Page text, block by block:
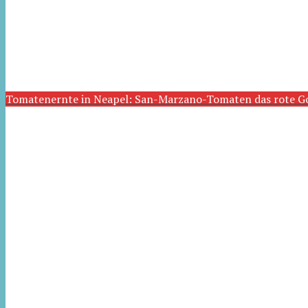
Tomatenernte in Neapel: San-Marzano-Tomaten das rote